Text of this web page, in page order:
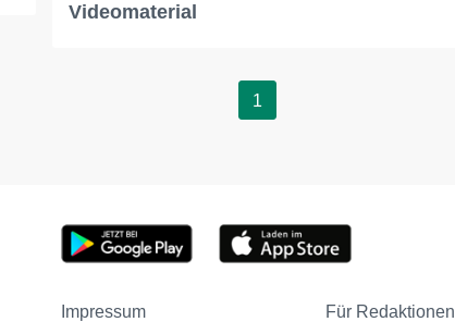
Videomaterial
1
Impressum Für Redaktionen